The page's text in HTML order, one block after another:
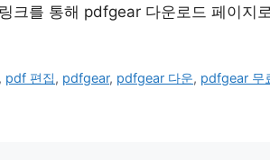
크를 통해 pdfgear 다운로드 페이지
, pdf 편집, pdfgear, pdfgear 다운, pdfgear 무